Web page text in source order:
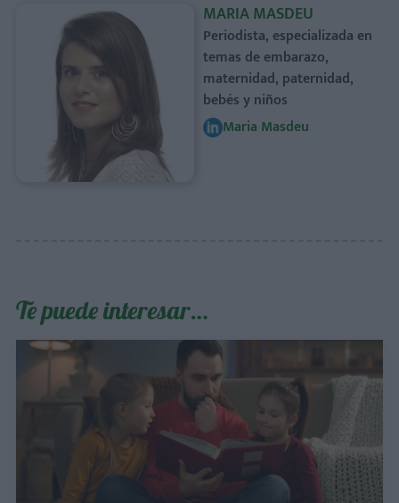
MARIA MASDEU
Periodista, especializada en
temas de embarazo,
maternidad, paternidad,
bebés y niños
Maria Masdeu
Te puede interesar…